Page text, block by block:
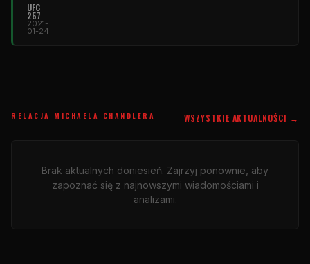
UFC
257
2021-
01-24
RELACJA MICHAELA CHANDLERA WSZYSTKIE AKTUALNOŚCI →
Brak aktualnych doniesień. Zajrzyj ponownie, aby
zapoznać się z najnowszymi wiadomościami i
analizami.